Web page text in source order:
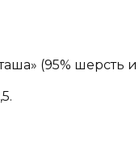
(95% шерсть